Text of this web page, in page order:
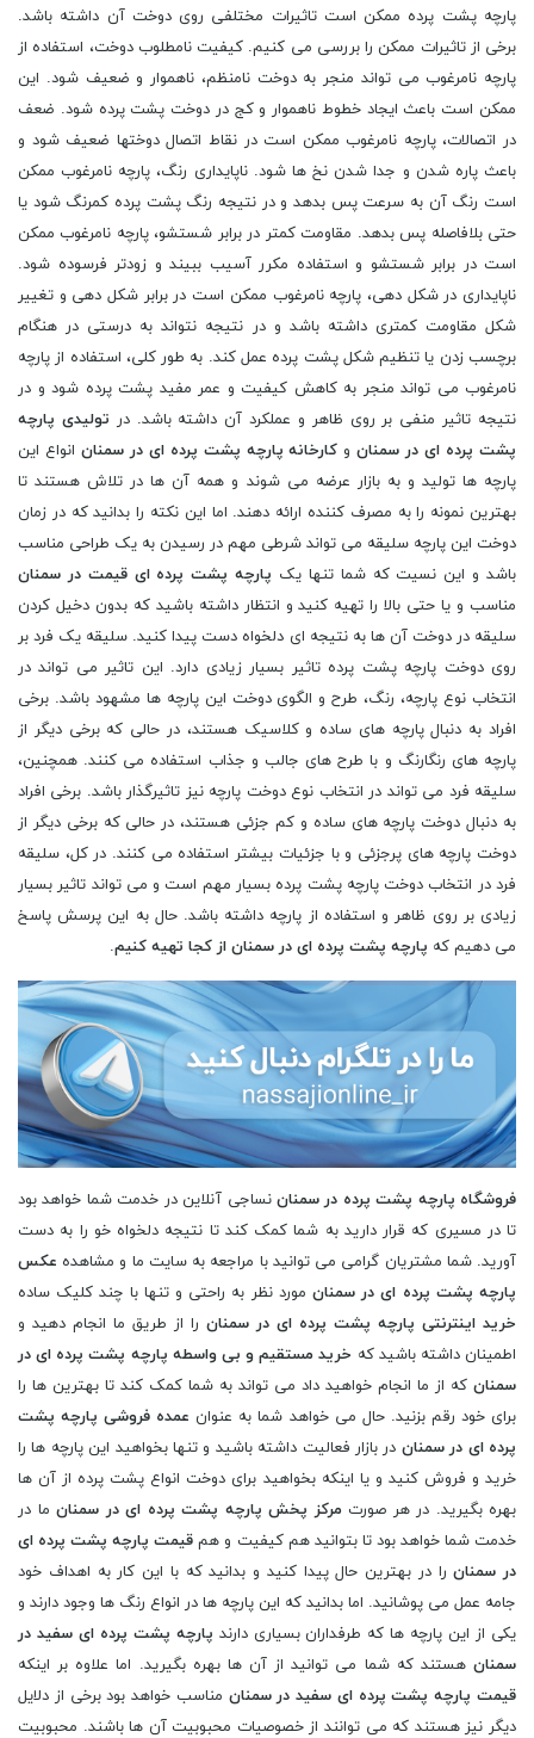
پارچه پشت پرده ممکن است تاثیرات مختلفی روی دوخت آن داشته باشد.
برخی از تاثیرات ممکن را بررسی می کنیم. کیفیت نامطلوب دوخت، استفاده از
پارچه نامرغوب می تواند منجر به دوخت نامنظم، ناهموار و ضعیف شود. این
ممکن است باعث ایجاد خطوط ناهموار و کج در دوخت پشت پرده شود. ضعف
در اتصالات، پارچه نامرغوب ممکن است در نقاط اتصال دوختها ضعیف شود و
باعث پاره شدن و جدا شدن نخ ها شود. ناپایداری رنگ، پارچه نامرغوب ممکن
است رنگ آن به سرعت پس بدهد و در نتیجه رنگ پشت پرده کمرنگ شود یا
حتی بلافاصله پس بدهد. مقاومت کمتر در برابر شستشو، پارچه نامرغوب ممکن
است در برابر شستشو و استفاده مکرر آسیب ببیند و زودتر فرسوده شود.
ناپایداری در شکل دهی، پارچه نامرغوب ممکن است در برابر شکل دهی و تغییر
شکل مقاومت کمتری داشته باشد و در نتیجه نتواند به درستی در هنگام
برچسب زدن یا تنظیم شکل پشت پرده عمل کند. به طور کلی، استفاده از پارچه
نامرغوب می تواند منجر به کاهش کیفیت و عمر مفید پشت پرده شود و در
نتیجه تاثیر منفی بر روی ظاهر و عملکرد آن داشته باشد. در تولیدی پارچه
پشت پرده ای در سمنانو کارخانه پارچه پشت پرده ای در سمنان انواع این
پارچه ها تولید و به بازار عرضه می شوند و همه آن ها در تلاش هستند تا
بهترین نمونه را به مصرف کننده ارائه دهند. اما این نکته را بدانید که در زمان
دوخت این پارچه سلیقه می تواند شرطی مهم در رسیدن به یک طراحی مناسب
باشد و این نسیت که شما تنها یک پارچه پشت پرده ای قیمت در سمنان
مناسب و یا حتی بالا را تهیه کنید و انتظار داشته باشید که بدون دخیل کردن
سلیقه در دوخت آن ها به نتیجه ای دلخواه دست پیدا کنید. سلیقه یک فرد بر
روی دوخت پارچه پشت پرده تاثیر بسیار زیادی دارد. این تاثیر می تواند در
انتخاب نوع پارچه، رنگ، طرح و الگوی دوخت این پارچه ها مشهود باشد. برخی
افراد به دنبال پارچه های ساده و کلاسیک هستند، در حالی که برخی دیگر از
پارچه های رنگارنگ و با طرح های جالب و جذاب استفاده می کنند. همچنین،
سلیقه فرد می تواند در انتخاب نوع دوخت پارچه نیز تاثیرگذار باشد. برخی افراد
به دنبال دوخت پارچه های ساده و کم جزئی هستند، در حالی که برخی دیگر از
دوخت پارچه های پرجزئی و با جزئیات بیشتر استفاده می کنند. در کل، سلیقه
فرد در انتخاب دوخت پارچه پشت پرده بسیار مهم است و می تواند تاثیر بسیار
زیادی بر روی ظاهر و استفاده از پارچه داشته باشد. حال به این پرسش پاسخ
می دهیم که پارچه پشت پرده ای در سمنان از کجا تهیه کنیم.
فروشگاه پارچه پشت پرده در سمناننساجی آنلاین در خدمت شما خواهد بود
تا در مسیری که قرار دارید به شما کمک کند تا نتیجه دلخواه خو را به دست
آورید. شما مشتریان گرامی می توانید با مراجعه به سایت ما و مشاهده عکس
پارچه پشت پرده ای در سمنان مورد نظر به راحتی و تنها با چند کلیک ساده
خرید اینترنتی پارچه پشت پرده ای در سمنان را از طریق ما انجام دهید و
اطمینان داشته باشید که خرید مستقیم و بی واسطه پارچه پشت پرده ای در
سمنان که از ما انجام خواهید داد می تواند به شما کمک کند تا بهترین ها را
برای خود رقم بزنید. حال می خواهد شما به عنوان عمده فروشی پارچه پشت
پرده ای در سمنان در بازار فعالیت داشته باشید و تنها بخواهید این پارچه ها را
خرید و فروش کنید و یا اینکه بخواهید برای دوخت انواع پشت پرده از آن ها
بهره بگیرید. در هر صورت مرکز پخش پارچه پشت پرده ای در سمنان ما در
خدمت شما خواهد بود تا بتوانید هم کیفیت و همقیمت پارچه پشت پرده ای
در سمنانرا در بهترین حال پیدا کنید و بدانید که با این کار به اهداف خود
جامه عمل می پوشانید. اما بدانید که این پارچه ها در انواع رنگ ها وجود دارند و
یکی از این پارچه ها که طرفداران بسیاری دارند پارچه پشت پرده ای سفید در
سمنان هستند که شما می توانید از آن ها بهره بگیرید. اما علاوه بر اینکه
قیمت پارچه پشت پرده ای سفید در سمنان مناسب خواهد بود برخی از دلایل
دیگر نیز هستند که می توانند از خصوصیات محبوبیت آن ها باشند. محبوبیت